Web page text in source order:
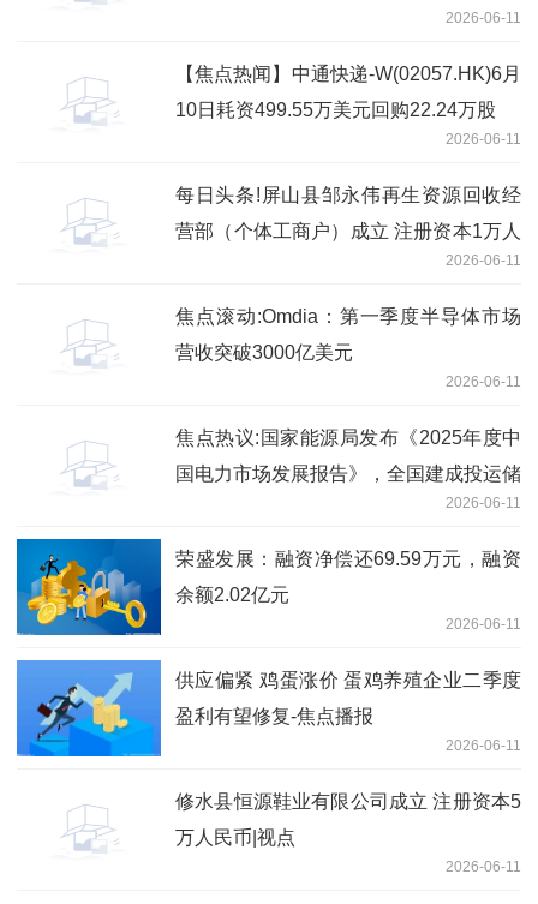
2026-06-11
【焦点热闻】中通快递-W(02057.HK)6月
10日耗资499.55万美元回购22.24万股
2026-06-11
每日头条!屏山县邹永伟再生资源回收经
营部（个体工商户）成立 注册资本1万人
2026-06-11
焦点滚动:Omdia：第一季度半导体市场
营收突破3000亿美元
2026-06-11
焦点热议:国家能源局发布《2025年度中
国电力市场发展报告》，全国建成投运储
2026-06-11
荣盛发展：融资净偿还69.59万元，融资
余额2.02亿元
2026-06-11
供应偏紧 鸡蛋涨价 蛋鸡养殖企业二季度
盈利有望修复-焦点播报
2026-06-11
修水县恒源鞋业有限公司成立 注册资本5
万人民币|视点
2026-06-11